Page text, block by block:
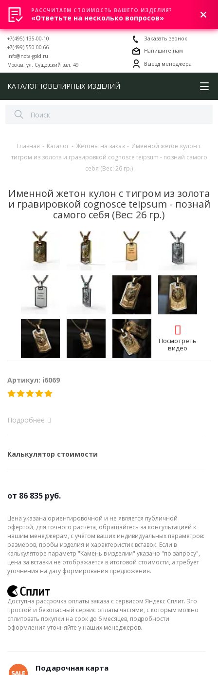
0
+7(495) 135-00-10
+7(499) 550-00-66
info@nota-gold.ru
Москва, ул. Сущевский вал, 49
Заказать звонок
Напишите нам
Выезд менеджера
КАТАЛОГ ЮВЕЛИРНЫХ ИЗДЕЛИЙ
Главная - Каталог - Жетоны на заказ - Именной жетон кулон с
тигром из золота и гравировкой сognosce teipsum - познай самого
себя (Вес: 26 гр.)
Именной жетон кулон с тигром из золота
и гравировкой сognosce teipsum - познай
самого себя (Вес: 26 гр.)
Посмотреть
видео
Артикул: i6069
Подробнее
Калькулятор стоимости
от 86 835 руб.
Цена указана ориентировочной и не является публичной
офертой, для точного расчёта, обращайтесь за консультацией к
нашим менеджерам, с учётом ваших индивидуальных параметров:
размеров, пробы изделия и характеристик вставок. Если в
калькуляторе параметр "Камень в изделии" указано "по запросу",
цена за вставки не отображается в итоговой стоимости, а требует
уточнения на дату формирования предложения.
Доступна рассрочка оплаты заказа с сервисом Яндекс Сплит. Это
простой и безопасный сервис оплаты частями, с которым можно
сплитовать покупки на срок до 6 месяцев, подробности
оформления уточняйте у наших менеджеров.
Подарочная карта
РАССЧИТАЕМ СТОИМОСТЬ ВАШЕГО ИЗДЕЛИЯ?
«Ответьте на несколько вопросов»